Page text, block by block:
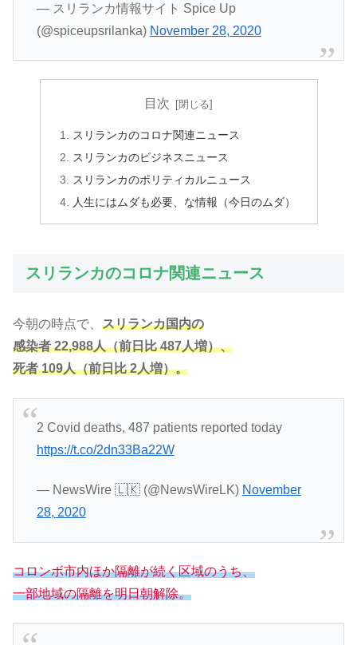
— スリランカ情報サイト Spice Up
(@spiceupsrilanka) November 28, 2020
目次
スリランカのコロナ関連ニュース
スリランカのビジネスニュース
スリランカのポリティカルニュース
人生にはムダも必要、な情報（今日のムダ）
スリランカのコロナ関連ニュース
今朝の時点で、 スリランカ国内の
感染者22,988人（前日比 487人増）、
死者 109人（前日比 2人増）。
2 Covid deaths, 487 patients reported today
https://t.co/2dn33Ba22W
— NewsWire 🇱🇰 (@NewsWireLK) November
28, 2020
コロンボ市内ほか隔離が続く区域のうち、
一部地域の隔離を明日朝解除。